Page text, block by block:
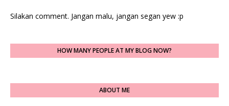
Silakan comment. Jangan malu, jangan segan yew :p
HOW MANY PEOPLE AT MY BLOG NOW?
ABOUT ME